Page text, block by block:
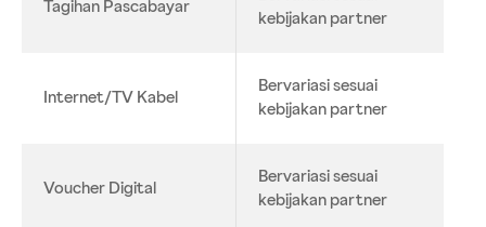
Tagihan Pascabayar
kebijakan partner
Internet/TV Kabel
Bervariasi sesuai
kebijakan partner
Voucher Digital
Bervariasi sesuai
kebijakan partner